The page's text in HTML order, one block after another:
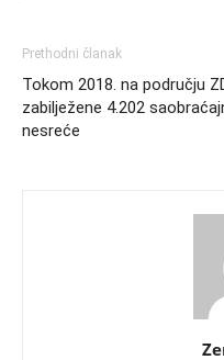
Prethodni članak
Tokom 2018. na području
zabilježene 4.202
nesreće